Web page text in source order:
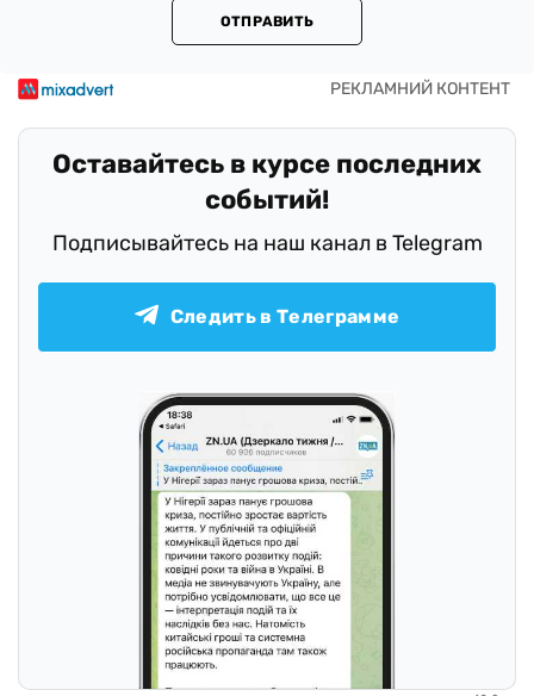
ОТПРАВИТЬ
Оставайтесь в курсе последних
событий!
Подписывайтесь на наш канал в Telegram
Следить в Телеграмме